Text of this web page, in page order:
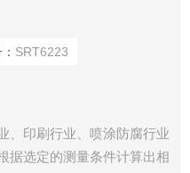
SRT6223
、印刷行业、喷涂防腐行业
据选定的测量条件计算出相